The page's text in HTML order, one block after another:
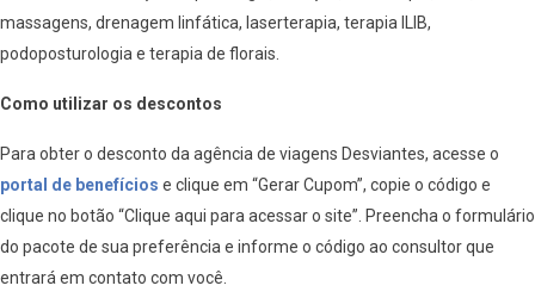
massagens, drenagem linfática, laserterapia, terapia ILIB,
podoposturologia e terapia de florais.
Como utilizar os descontos
Para obter o desconto da agência de viagens Desviantes, acesse o
portal de benefícios e clique em “Gerar Cupom”, copie o código e
clique no botão “Clique aqui para acessar o site”. Preencha o formulário
do pacote de sua preferência e informe o código ao consultor que
entrará em contato com você.